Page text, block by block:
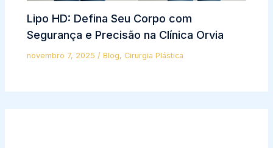
Lipo HD: Defina Seu Corpo com
Segurança e Precisão na Clínica Orvia
novembro 7, 2025 /Blog,Cirurgia Plástica